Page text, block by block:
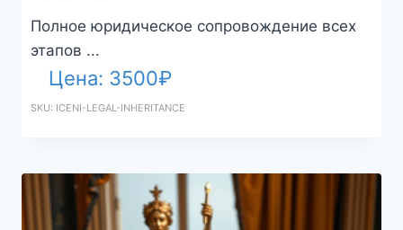
Полное юридическое сопровождение всех
этапов ...
Цена: 3500₽
SKU: ICENI-LEGAL-INHERITANCE